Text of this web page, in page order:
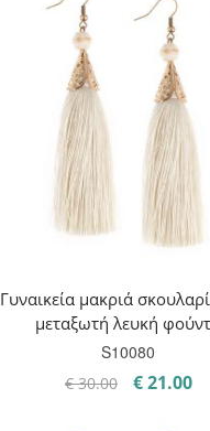
Γυναικεία μακριά
μεταξωτή λευκή
S10080
€30.00
Original
€21.00Η